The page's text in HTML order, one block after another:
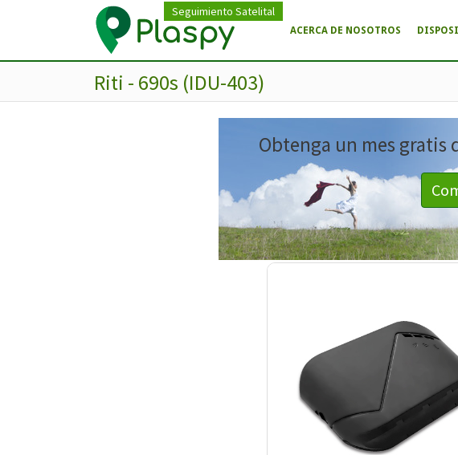
Seguimiento Satelital
ACERCA DE NOSOTROS
Riti - 690s (IDU-403)
Obtenga un mes gratis